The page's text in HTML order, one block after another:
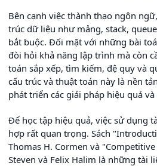
Bên cạnh việc thành thạo ngôn
trúc dữ liệu như mảng, stack,
bắt buộc. Đối mặt với những bài
đòi hỏi khả năng lập trình mà còn
toán sắp xếp, tìm kiếm, đệ quy và
cấu trúc và thuật toán này là nền
phát triển các giải pháp hiệu quả
Để học tập hiệu quả, việc sử dụng
hợp rất quan trọng. Sách
Thomas H. Cormen và
Steven và Felix Halim là những tài